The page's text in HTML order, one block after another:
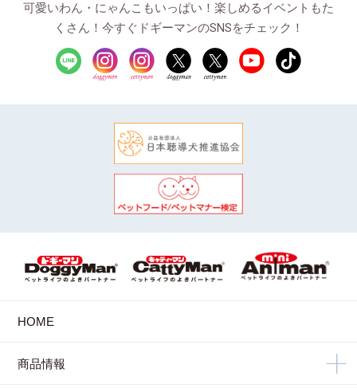
可愛いわん・にゃんこもいっぱい！楽しめるイベントもた
くさん！今すぐドギーマンのSNSをチェック！
HOME
商品情報